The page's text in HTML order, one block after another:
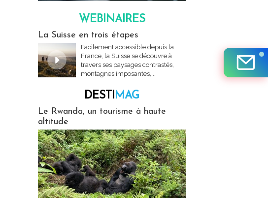
WEBINAIRES
La Suisse en trois étapes
Facilement accessible depuis la
France, la Suisse se découvre à
travers ses paysages contrastés,
montagnes imposantes,...
DESTIMAG
Le Rwanda, un tourisme à haute
altitude